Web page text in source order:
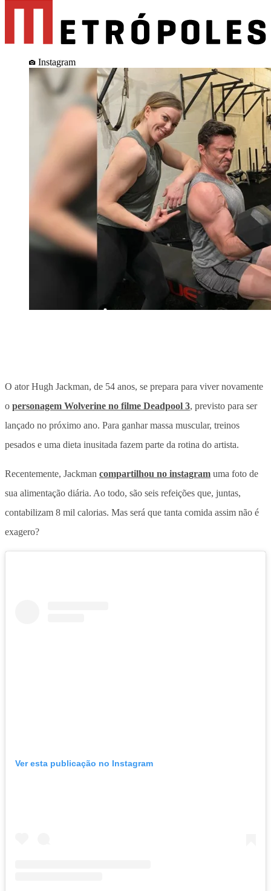
Instagram
O ator Hugh Jackman, de 54 anos, se prepara para viver novamente
o personagem Wolverine no filme Deadpool 3, previsto para ser
lançado no próximo ano. Para ganhar massa muscular, treinos
pesados e uma dieta inusitada fazem parte da rotina do artista.
Recentemente, Jackman compartilhou no instagram uma foto de
sua alimentação diária. Ao todo, são seis refeições que, juntas,
contabilizam 8 mil calorias. Mas será que tanta comida assim não é
exagero?
Ver esta publicação no Instagram